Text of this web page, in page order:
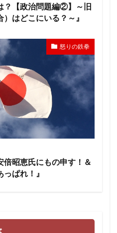
？【政治問題編②】～旧
はどこにいる？～』
怒りの鉄拳
倍昭恵氏にもの申す！＆
ぱれ！』